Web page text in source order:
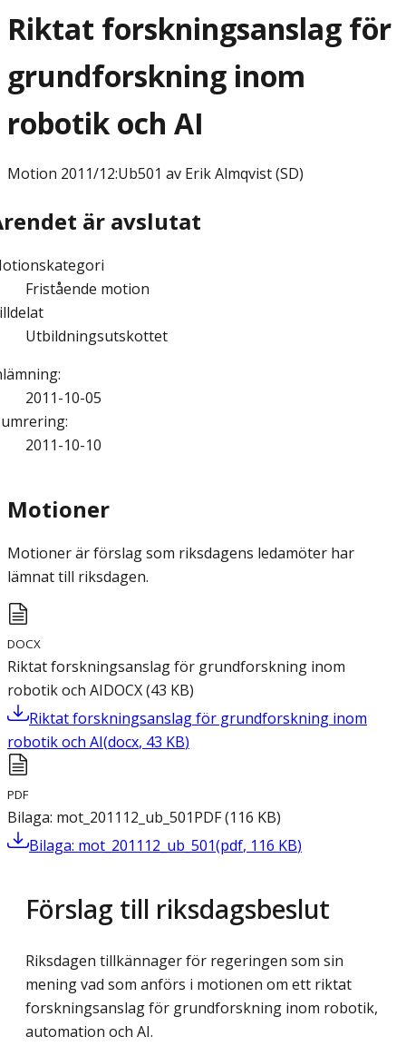
Riktat forskningsanslag för
grundforskning inom
robotik och AI
Motion 2011/12:Ub501 av Erik Almqvist (SD)
är avslutat
Fristående motion
Utbildningsutskottet
:
2011-10-05
:
2011-10-10
Motioner
Motioner är förslag som riksdagens ledamöter har
lämnat till riksdagen.
DOCX
Riktat forskningsanslag för grundforskning inom
robotik och AIDOCX(43 KB)
Riktat forskningsanslag för grundforskning inom
robotik och AI(docx, 43 KB)
PDF
Bilaga: mot_201112_ub_501PDF(116 KB)
Bilaga: mot_201112_ub_501(pdf, 116 KB)
Förslag till riksdagsbeslut
Riksdagen tillkännager för regeringen som sin
mening vad som anförs i motionen om ett riktat
forskningsanslag för grundforskning inom robotik,
automation och AI.